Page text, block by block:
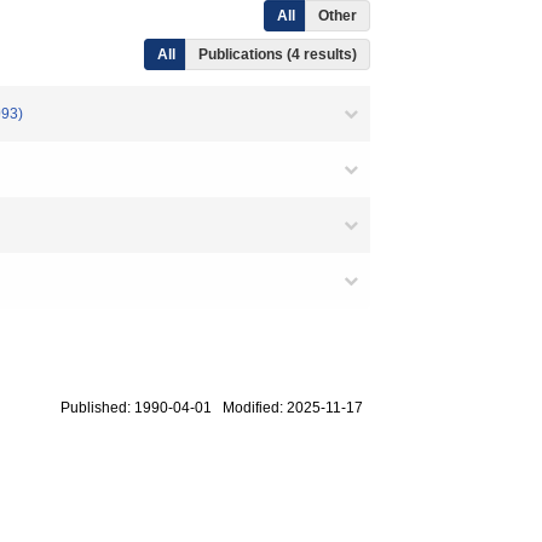
All Other
All Publications (4 results)
Published: 1990-04-01 Modified: 2025-11-17